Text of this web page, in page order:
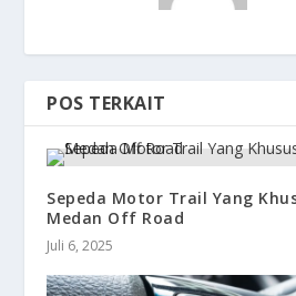
POS TERKAIT
Sepeda Motor Trail Yang
Medan Off Road
Juli 6, 2025